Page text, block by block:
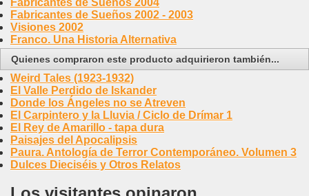
Fabricantes de Sueños 2004
Fabricantes de Sueños 2002 - 2003
Visiones 2002
Franco. Una Historia Alternativa
Quienes compraron este producto adquirieron también...
Weird Tales (1923-1932)
El Valle Perdido de Iskander
Donde los Ángeles no se Atreven
El Carpintero y la Lluvia / Ciclo de Drímar 1
El Rey de Amarillo - tapa dura
Paisajes del Apocalipsis
Paura. Antología de Terror Contemporáneo. Volumen 3
Dulces Dieciséis y Otros Relatos